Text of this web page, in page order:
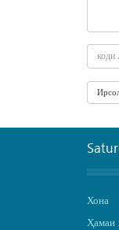
Хона
Ҳамаи